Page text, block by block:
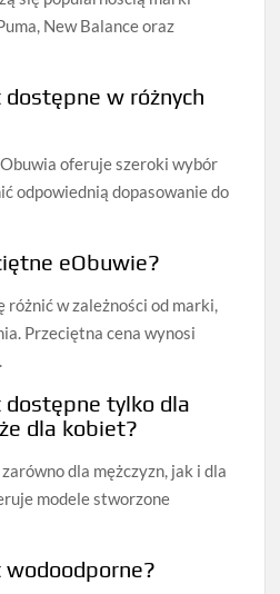
New Balance oraz
dostępne w różnych
oferuje szeroki wybór
odpowiednią dopasowanie do
eObuwie?
różnić w zależności od marki,
Przeciętna cena wynosi
dostępne tylko dla
dla kobiet?
dla mężczyzn, jak i dla
modele stworzone
wodoodporne?